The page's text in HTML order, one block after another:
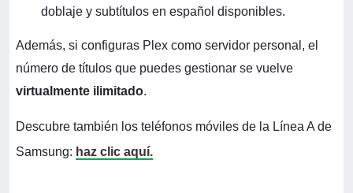
doblaje y subtítulos en español disponibles.
Además, si configuras Plex como servidor personal, el
número de títulos que puedes gestionar se vuelve
virtualmente ilimitado.
Descubre también los teléfonos móviles de la Línea A de
Samsung: haz clic aquí.